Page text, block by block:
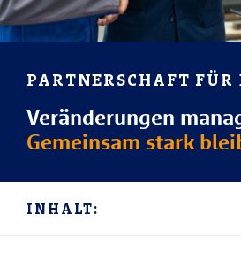
PARTNERSCHAFT FÜR
Veränderungen
Gemeinsam stark
INHALT: